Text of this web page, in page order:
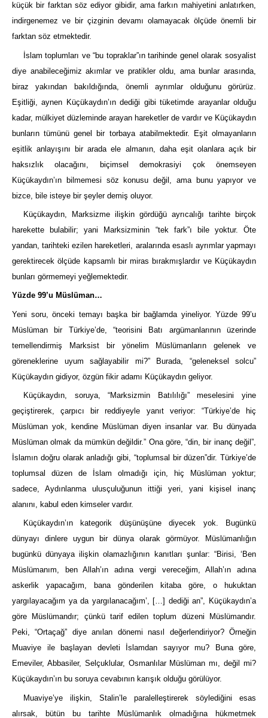
küçük bir farktan söz ediyor gibidir, ama farkın mahiyetini anlatırken,
indirgenemez ve bir çizginin devamı olamayacak ölçüde önemli bir
farktan söz etmektedir.
İslam toplumları ve “bu topraklar”ın tarihinde genel olarak sosyalist
diye anabileceğimiz akımlar ve pratikler oldu, ama bunlar arasında,
biraz yakından bakıldığında, önemli ayrımlar olduğunu görürüz.
Eşitliği, aynen Küçükaydın’ın dediği gibi tüketimde arayanlar olduğu
kadar, mülkiyet düzleminde arayan hareketler de vardır ve Küçükaydın
bunların tümünü genel bir torbaya atabilmektedir. Eşit olmayanların
eşitlik anlayışını bir arada ele almanın, daha eşit olanlara açık bir
haksızlık olacağını, biçimsel demokrasiyi çok önemseyen
Küçükaydın’ın bilmemesi söz konusu değil, ama bunu yapıyor ve
bizce, bile isteye bir şeyler demiş oluyor.
Küçükaydın, Marksizme ilişkin gördüğü ayrıcalığı tarihte birçok
harekette bulabilir; yani Marksizminin “tek fark”ı bile yoktur. Öte
yandan, tarihteki ezilen hareketleri, aralarında esaslı ayrımlar yapmayı
gerektirecek ölçüde kapsamlı bir miras bırakmışlardır ve Küçükaydın
bunları görmemeyi yeğlemektedir.
Yüzde 99’u Müslüman…
Yeni soru, önceki temayı başka bir bağlamda yineliyor. Yüzde 99’u
Müslüman bir Türkiye’de, “teorisini Batı argümanlarının üzerinde
temellendirmiş Marksist bir yönelim Müslümanların gelenek ve
göreneklerine uyum sağlayabilir mi?” Burada, “geleneksel solcu”
Küçükaydın gidiyor, özgün fikir adamı Küçükaydın geliyor.
Küçükaydın, soruya, “Marksizmin Batılılığı” meselesini yine
geçiştirerek, çarpıcı bir reddiyeyle yanıt veriyor: “Türkiye’de hiç
Müslüman yok, kendine Müslüman diyen insanlar var. Bu dünyada
Müslüman olmak da mümkün değildir.” Ona göre, “din, bir inanç değil”,
İslamın doğru olarak anladığı gibi, “toplumsal bir düzen”dir. Türkiye’de
toplumsal düzen de İslam olmadığı için, hiç Müslüman yoktur;
sadece, Aydınlanma ulusçuluğunun ittiği yeri, yani kişisel inanç
alanını, kabul eden kimseler vardır.
Küçükaydın’ın kategorik düşünüşüne diyecek yok. Bugünkü
dünyayı dinlere uygun bir dünya olarak görmüyor. Müslümanlığın
bugünkü dünyaya ilişkin olamazlığının kanıtları şunlar: “Birisi, ‘Ben
Müslümanım, ben Allah’ın adına vergi vereceğim, Allah’ın adına
askerlik yapacağım, bana gönderilen kitaba göre, o hukuktan
yargılayacağım ya da yargılanacağım’, […] dediği an”, Küçükaydın’a
göre Müslümandır; çünkü tarif edilen toplum düzeni Müslümandır.
Peki, “Ortaçağ” diye anılan dönemi nasıl değerlendiriyor? Örneğin
Muaviye ile başlayan devleti İslamdan sayıyor mu? Buna göre,
Emeviler, Abbasiler, Selçuklular, Osmanlılar Müslüman mı, değil mi?
Küçükaydın’ın bu soruya cevabının karışık olduğu görülüyor.
Muaviye’ye ilişkin, Stalin’le paralelleştirerek söylediğini esas
alırsak, bütün bu tarihte Müslümanlık olmadığına hükmetmek